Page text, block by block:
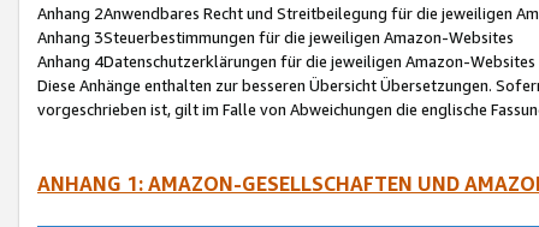
Anhang 2Anwendbares Recht und Streitbeilegung für die jeweiligen
Anhang 3Steuerbestimmungen für die jeweiligen Amazon-Websites
Anhang 4Datenschutzerklärungen für die jeweiligen Amazon-Websites
Diese Anhänge enthalten zur besseren Übersicht Übersetzungen.
vorgeschrieben ist, gilt im Falle von Abweichungen die englische
ANHANG 1: AMAZON-GESELLSCHAFTEN UND